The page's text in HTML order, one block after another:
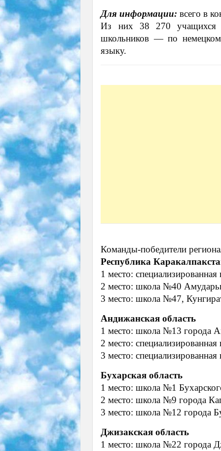
Для информации: всего в
Из них 38 270 учащихся
школьников — по
языку.
Команды-победители
Республика
1 место:
2 место: школа №40
3 место: школа №47,
Андижанская область
1 место: школа №13 города
2 место:
3 место:
Бухарская область
1 место: школа №1
2 место: школа №9 города
3 место: школа №12 города
Джизакская область
1 место: школа №22 города